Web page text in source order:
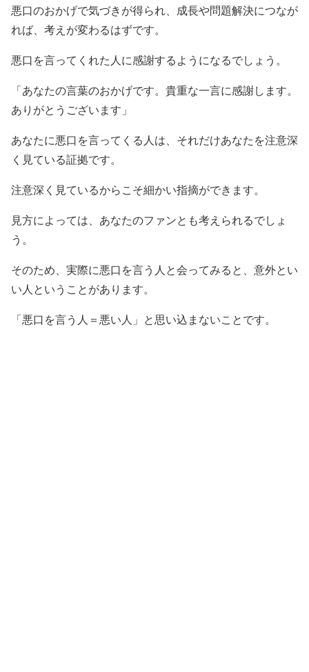
悪口のおかげで気づきが得られ、成長や問題解決につなが
れば、考えが変わるはずです。
悪口を言ってくれた人に感謝するようになるでしょう。
「あなたの言葉のおかげです。貴重な一言に感謝します。
ありがとうございます」
あなたに悪口を言ってくる人は、それだけあなたを注意深
く見ている証拠です。
注意深く見ているからこそ細かい指摘ができます。
見方によっては、あなたのファンとも考えられるでしょ
う。
そのため、実際に悪口を言う人と会ってみると、意外とい
い人ということがあります。
「悪口を言う人＝悪い人」と思い込まないことです。